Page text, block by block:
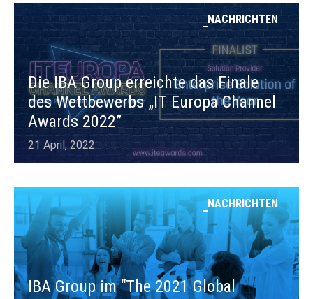
NACHRICHTEN
Die IBA Group erreichte das Finale
des Wettbewerbs „IT Europa Channel
Awards 2022”
21 April, 2022
NACHRICHTEN
IBA Group im “The 2021 Global